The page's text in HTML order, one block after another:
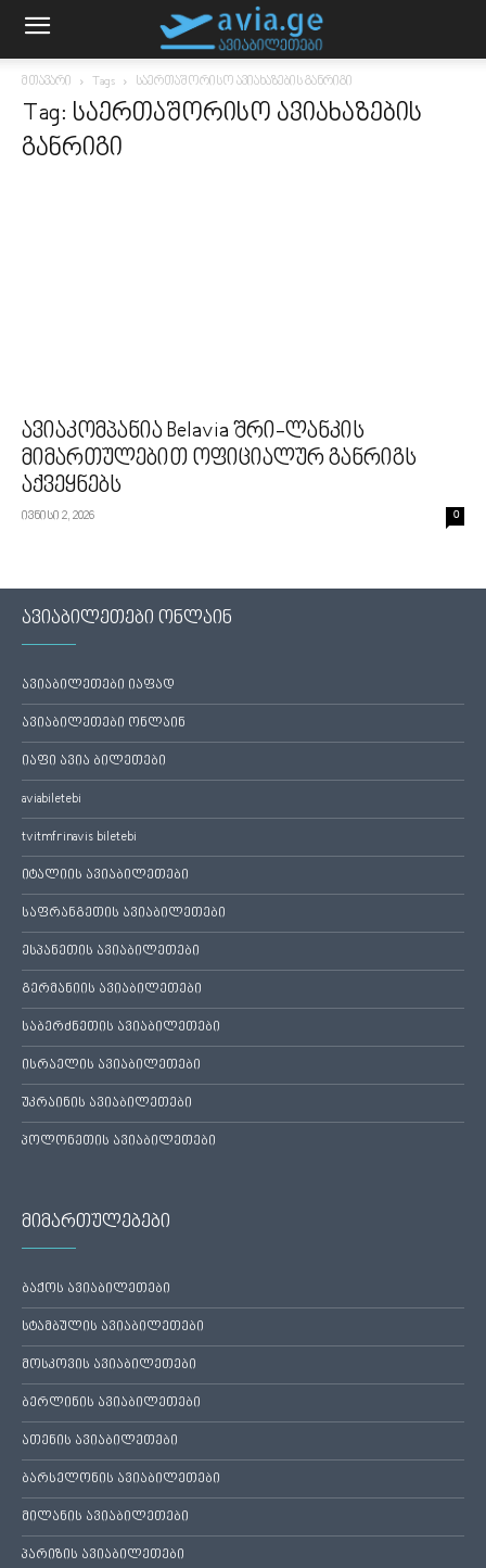
მთავარი Tags საერთაშორისო ავიახაზების განრიგი
Tag: საერთაშორისო ავიახაზების
განრიგი
ავიაკომპანია Belavia შრი-ლანკის
მიმართულებით ოფიციალურ განრიგს
აქვეყნებს
ივნისი 2, 2026 0
ავიაბილეთები ონლაინ
ავიაბილეთები იაფად
ავიაბილეთები ონლაინ
იაფი ავია ბილეთები
aviabiletebi
tvitmfrinavis biletebi
იტალიის ავიაბილეთები
საფრანგეთის ავიაბილეთები
ესპანეთის ავიაბილეთები
გერმანიის ავიაბილეთები
საბერძნეთის ავიაბილეთები
ისრაელის ავიაბილეთები
უკრაინის ავიაბილეთები
პოლონეთის ავიაბილეთები
მიმართულებები
ბაქოს ავიაბილეთები
სტამბულის ავიაბილეთები
მოსკოვის ავიაბილეთები
ბერლინის ავიაბილეთები
ათენის ავიაბილეთები
ბარსელონის ავიაბილეთები
მილანის ავიაბილეთები
პარიზის ავიაბილეთები